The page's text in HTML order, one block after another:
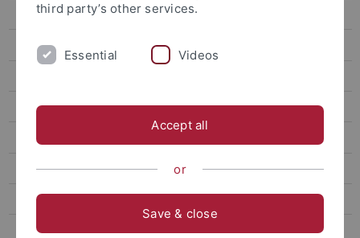
Infos zu Studienbeginn
Ablauf von Prüfungen
Abschluss des Studiums
Beiträge und Gebühren
Administration
Erfolgreich studieren
Semester- und Studienplanung
third party’s other services.
Essential Videos
Accept all
or
Save & close